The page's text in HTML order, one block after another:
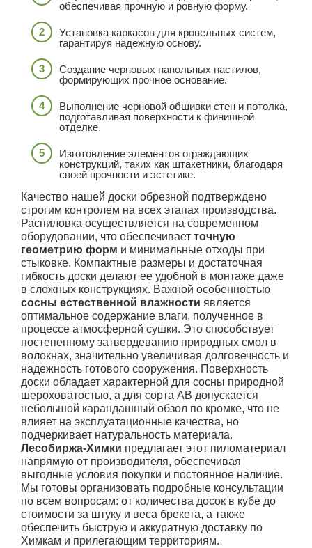
обеспечивая прочную и ровную форму.
Установка каркасов для кровельных систем,
гарантируя надежную основу.
Создание черновых напольных настилов,
формирующих прочное основание.
Выполнение черновой обшивки стен и потолка,
подготавливая поверхности к финишной
отделке.
Изготовление элементов ограждающих
конструкций, таких как штакетники, благодаря
своей прочности и эстетике.
Качество нашей доски обрезной подтверждено
строгим контролем на всех этапах производства.
Распиловка осуществляется на современном
оборудовании, что обеспечивает точную
геометрию форм и минимальные отходы при
стыковке. Компактные размеры и достаточная
гибкость доски делают ее удобной в монтаже даже
в сложных конструкциях. Важной особенностью
сосны естественной влажности является
оптимальное содержание влаги, полученное в
процессе атмосферной сушки. Это способствует
постепенному затвердеванию природных смол в
волокнах, значительно увеличивая долговечность и
надежность готового сооружения. Поверхность
доски обладает характерной для сосны природной
шероховатостью, а для сорта АВ допускается
небольшой карандашный обзол по кромке, что не
влияет на эксплуатационные качества, но
подчеркивает натуральность материала.
Лесобиржа-Химки предлагает этот пиломатериал
напрямую от производителя, обеспечивая
выгодные условия покупки и постоянное наличие.
Мы готовы организовать подробные консультации
по всем вопросам: от количества досок в кубе до
стоимости за штуку и веса брекета, а также
обеспечить быструю и аккуратную доставку по
Химкам и прилегающим территориям.